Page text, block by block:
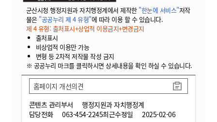
군산시청 행정지원과 자치행정계에서 제작한 "한눈에 서비스"저작
물은 "공공누리 제 4 유형"에 따라 이용 할 수 있습니다.
제 4 유형: 출처표시+상업적 이용금지+변경금지
출처표시
비상업적 이용만 가능
변형 등 2차적 저작물 작성 금지
※ 공공누리 마크를 클릭하시면 상세내용을 확인 하실 수 있습니다.
콘텐츠 관리부서
행정지원과 자치행정계
담당전화
063-454-2245최근수정일 2025-02-06
홈페이지 개선의견